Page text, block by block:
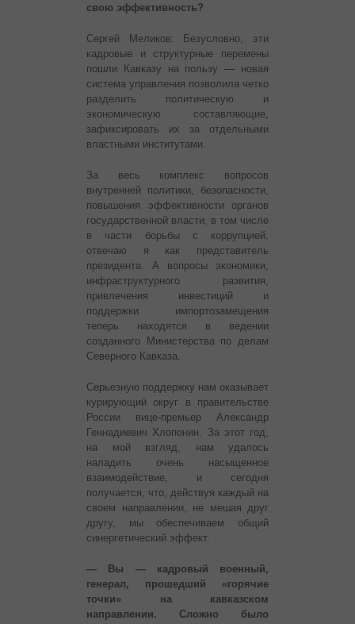
свою эффективность?
Сергей Меликов: Безусловно, эти
кадровые и структурные перемены
пошли Кавказу на пользу — новая
система управления позволила четко
разделить политическую и
экономическую составляющие,
зафиксировать их за отдельными
властными институтами.
За весь комплекс вопросов
внутренней политики, безопасности,
повышения эффективности органов
государственной власти, в том числе
в части борьбы с коррупцией,
отвечаю я как представитель
президента. А вопросы экономики,
инфраструктурного развития,
привлечения инвестиций и
поддержки импортозамещения
теперь находятся в ведении
созданного Министерства по делам
Северного Кавказа.
Серьезную поддержку нам оказывает
курирующий округ в правительстве
России вице-премьер Александр
Геннадиевич Хлопонин. За этот год,
на мой взгляд, нам удалось
наладить очень насыщенное
взаимодействие, и сегодня
получается, что, действуя каждый на
своем направлении, не мешая друг
другу, мы обеспечиваем общий
синергетический эффект.
— Вы — кадровый военный,
генерал, прошедший «горячие
точки» на кавказском
направлении. Сложно было